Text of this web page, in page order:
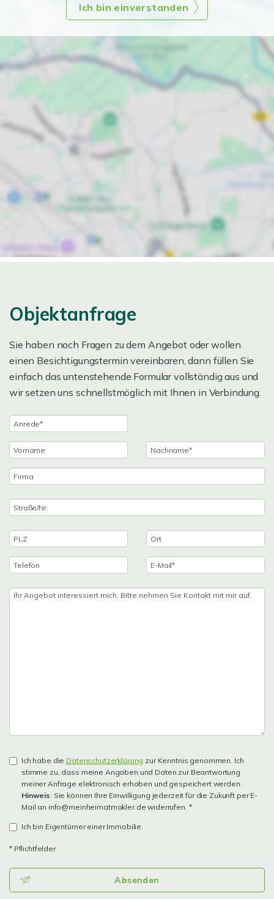
Ich bin einverstanden
Objektanfrage
Sie haben noch Fragen zu dem Angebot oder wollen
einen Besichtigungstermin vereinbaren, dann füllen Sie
einfach das untenstehende Formular vollständig aus und
wir setzen uns schnellstmöglich mit Ihnen in Verbindung.
Ich habe die Datenschutzerklärung zur Kenntnis genommen. Ich
stimme zu, dass meine Angaben und Daten zur Beantwortung
meiner Anfrage elektronisch erhoben und gespeichert werden.
Hinweis: Sie können Ihre Einwilligung jederzeit für die Zukunft per E-
Mail an info@meinheimatmakler.de widerrufen. *
Ich bin Eigentümer einer Immobilie.
* Pflichtfelder
Absenden